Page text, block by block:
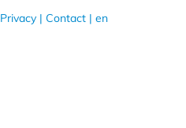
Privacy| Contact| en